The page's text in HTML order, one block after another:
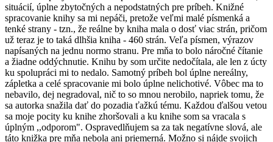
situácií, úplne zbytočných a nepodstatných pre príbeh. Knižné
spracovanie knihy sa mi nepáči, pretože veľmi malé písmenká a
tenké strany - tzn., že reálne by kniha mala o dosť viac strán, pričom
už teraz je to taká dlhšia kniha - 460 strán. Veľa písmen, výrazov
napísaných na jednu normo stranu. Pre mňa to bolo náročné čítanie
a žiadne oddýchnutie. Knihu by som určite nedočítala, ale len z úcty
ku spolupráci mi to nedalo. Samotný príbeh bol úplne nereálny,
zápletka a celé spracovanie mi bolo úplne nelichotivé. Vôbec ma to
nebavilo, dej negradoval, nič to so mnou nerobilo, napriek tomu, že
sa autorka snažila dať do pozadia ťažkú tému. Každou ďalšou vetou
sa moje pocity ku knihe zhoršovali a ku knihe som sa vracala s
úplným ,,odporom". Ospravedlňujem sa za tak negatívne slová, ale
táto knižka pre mňa nebola ani priemerná. Možno si nájde svojich